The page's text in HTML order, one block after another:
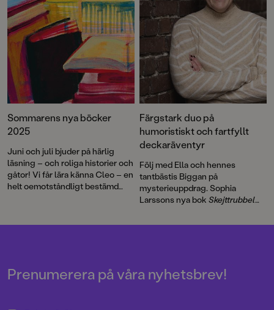
Sommarens nya böcker
2025
Juni och juli bjuder på härlig
läsning – och roliga historier och
gåtor! Vi får lära känna Cleo – en
helt oemotståndligt bestämd
spännande, humoristiska och
tankeväckande berättelser för
Färgstark duo på
humoristiskt och fartfyllt
deckaräventyr
Följ med Ella och hennes
tantbästis Biggan på
mysterieuppdrag. Sophia
Larssons nya bok Skejttrubbel
feelgooddeckare för
Prenumerera på våra nyhetsbrev!